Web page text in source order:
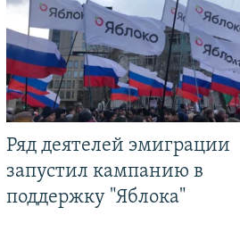
Ряд деятелей эмиграции
запустил кампанию в
поддержку "Яблока"